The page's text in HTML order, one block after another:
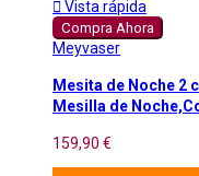
 Vista rápida
Compra Ahora
Meyvaser
Mesita de Noche 2
Mesilla de
159,90 €